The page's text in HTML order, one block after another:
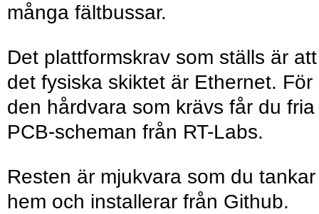
många fältbussar.
Det plattformskrav som ställs är att
det fysiska skiktet är Ethernet. För
den hårdvara som krävs får du fria
PCB-scheman från RT-Labs.
Resten är mjukvara som du tankar
hem och installerar från Github.